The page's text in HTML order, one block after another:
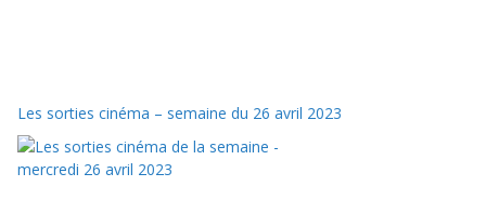
Les sorties cinéma – semaine du 26 avril 2023